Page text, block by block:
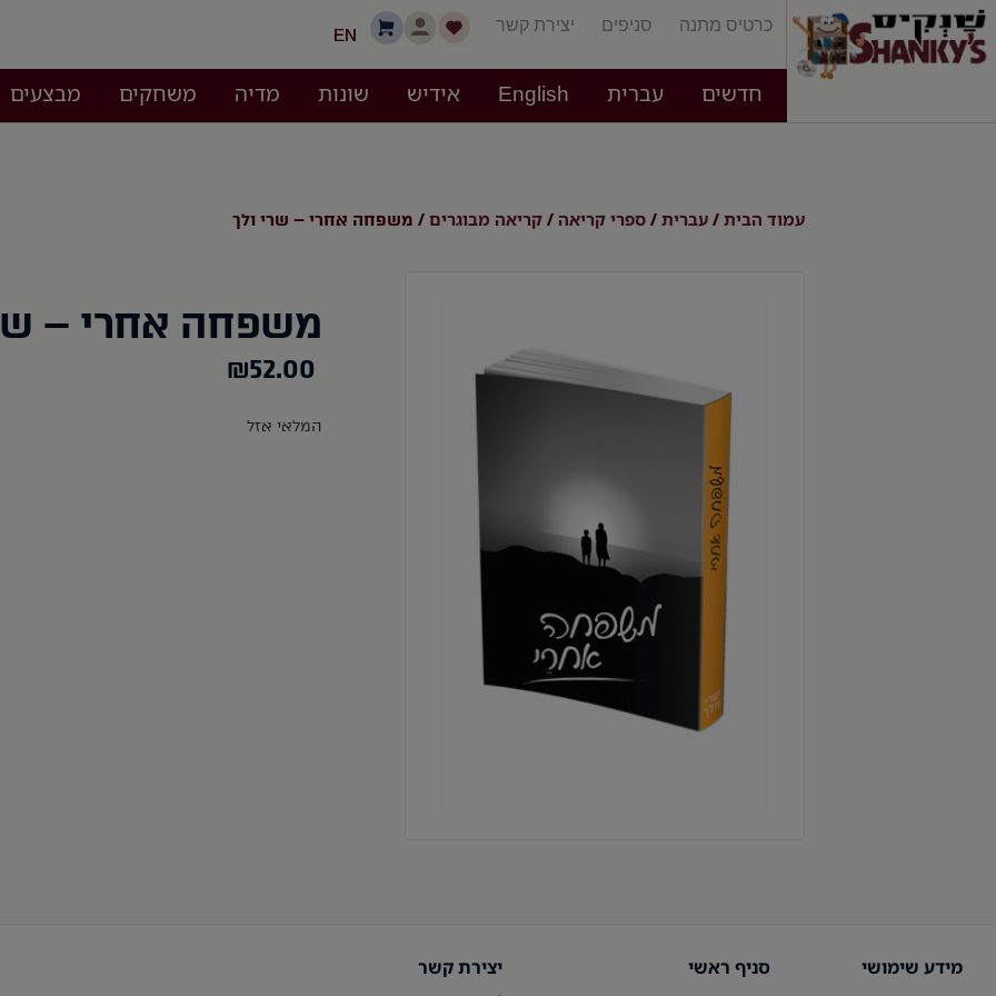
כרטיס מתנה סניפים יצירת קשר EN
חדשים עברית English אידיש שונות מדיה משחקים מבצעים
עמוד הבית / עברית / ספרי קריאה / קריאה מבוגרים / משפחה אחרי – שרי ולך
משפחה אחרי –
₪52.00
המלאי אזל
מידע שימושי
סניף ראשי
יצירת קשר